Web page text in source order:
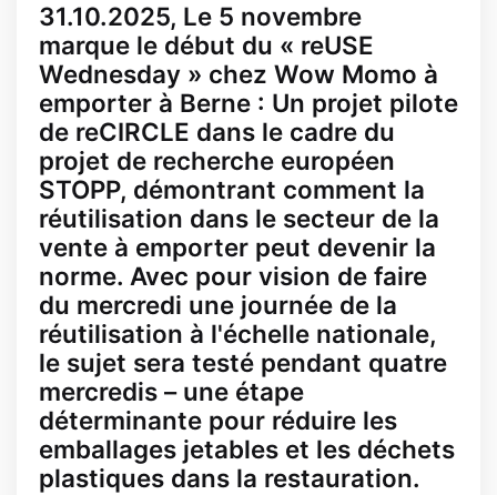
31.10.2025, Le 5 novembre
marque le début du « reUSE
Wednesday » chez Wow Momo à
emporter à Berne : Un projet pilote
de reCIRCLE dans le cadre du
projet de recherche européen
STOPP, démontrant comment la
réutilisation dans le secteur de la
vente à emporter peut devenir la
norme. Avec pour vision de faire
du mercredi une journée de la
réutilisation à l'échelle nationale,
le sujet sera testé pendant quatre
mercredis – une étape
déterminante pour réduire les
emballages jetables et les déchets
plastiques dans la restauration.